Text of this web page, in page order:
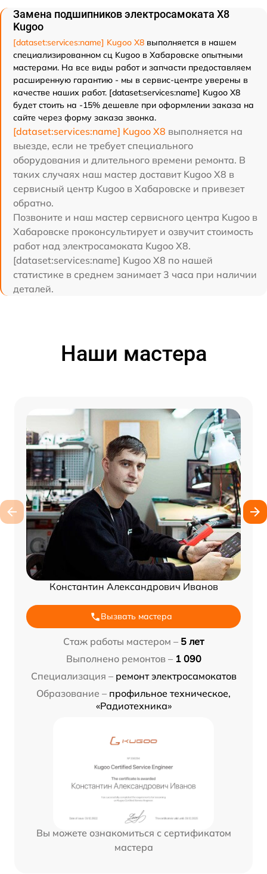
Замена подшипников электросамоката X8
Kugoo
[dataset:services:name] Kugoo X8 выполняется в нашем
специализированном сц Kugoo в Хабаровске опытными
мастерами. На все виды работ и запчасти предоставляем
расширенную гарантию - мы в сервис-центре уверены в
качестве наших работ. [dataset:services:name] Kugoo X8
будет стоить на -15% дешевле при оформлении заказа на
сайте через форму заказа звонка.
[dataset:services:name] Kugoo X8 выполняется на
выезде, если не требует специального
оборудования и длительного времени ремонта. В
таких случаях наш мастер доставит Kugoo X8 в
сервисный центр Kugoo в Хабаровске и привезет
обратно.
Позвоните и наш мастер сервисного центра Kugoo в
Хабаровске проконсультирует и озвучит стоимость
работ над электросамоката Kugoo X8.
[dataset:services:name] Kugoo X8 по нашей
статистике в среднем занимает 3 часа при наличии
деталей.
Наши мастера
Константин Александрович Иванов
Вызвать мастера
Стаж работы мастером – 5 лет
Выполнено ремонтов – 1 090
Специализация – ремонт электросамокатов
Образование – профильное техническое,
«Радиотехника»
Вы можете ознакомиться с сертификатом
мастера